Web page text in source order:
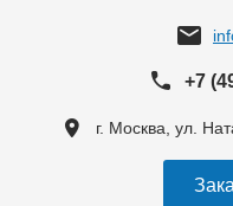
+7
г. Москва, ул.